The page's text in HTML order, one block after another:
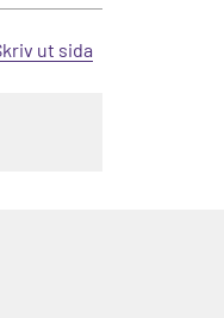
ut sida